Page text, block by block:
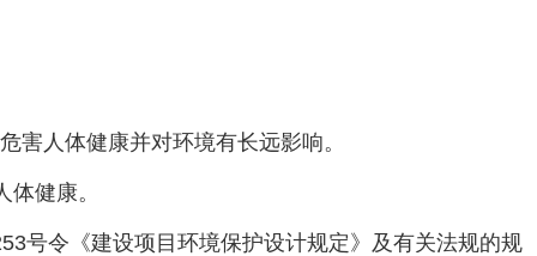
害人体健康并对环境有长远影响。
健康。
号令《建设项目环境保护设计规定》及有关法规的规